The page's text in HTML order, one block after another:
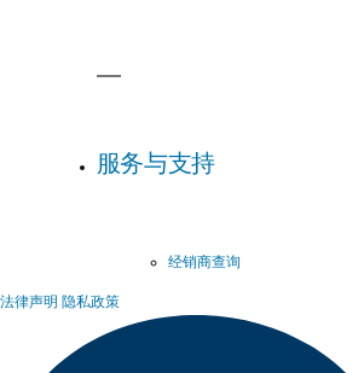
服务与支持
经销商查询
法律声明 隐私政策